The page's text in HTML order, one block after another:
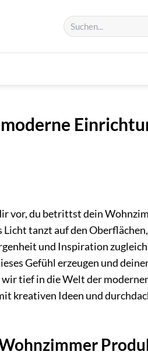
vor, du betrittst dein
tanzt auf den
und Inspiration
Gefühl erzeugen und
tief in die Welt der
kreativen Ideen und